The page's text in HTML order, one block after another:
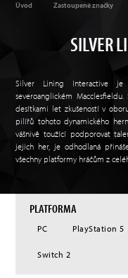
Úvod Zastoupené značky
SILVER
Silver Lining Interactive
severoanglickém
desítkami let zkušeností v
pilířů tohoto dynamického
vášnivě toužící podporovat
jejich her, je odhodlaná
všechny platformy hráčům z
PLATFORMA
PC PlayStation 5
Switch 2